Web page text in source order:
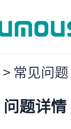
> 常见问题
问题详情